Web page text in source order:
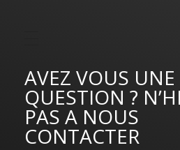
AVEZ VOUS UNE
QUESTION ?
PAS A NOUS
CONTACTER